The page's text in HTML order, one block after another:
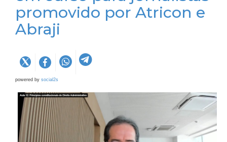
promovido por Atricon e
Abraji
powered by social2s